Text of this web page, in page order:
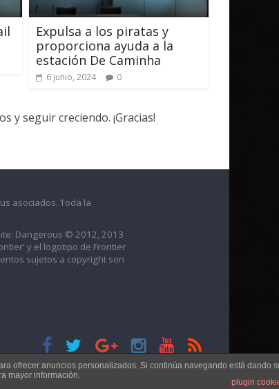
Expulsa a los piratas y
proporciona ayuda a la
estación De Caminha
6 junio, 2024 0
y seguir creciendo. ¡Gracias!
asociados. Toda la
Dangerous © 2012, 2013
y el logotipo de Frontier
sujetos a copyright son
ofrecer anuncios personalizados. Si continúa navegando está dando
mayor información.
plugin